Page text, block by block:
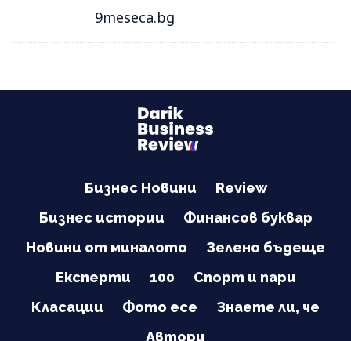
9meseca.bg
Бизнес Новини
Review
Бизнес истории
Финансов буквар
Новини от миналото
Зелено бъдеще
Експерти
100
Спорт и пари
Класации
Фото есе
Знаете ли, че
Автори